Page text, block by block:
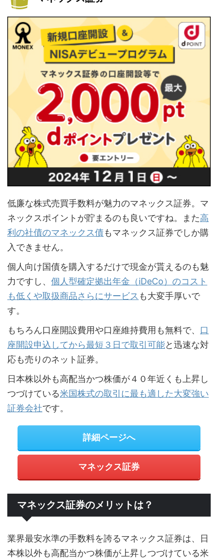
低廉な株式売買手数料が魅力のマネックス証券。マ
ネックスポイントが貯まるのも良いですね。また高
利の社債のマネックス債もマネックス証券でしか購
入できません。
個人向け国債を購入するだけで現金が貰えるのも魅
力ですし、 個人型確定拠出年金（iDeCo）のコスト
も低くや取扱商品さらにサービス も大変手厚いで
す。
もちろん口座開設費用や口座維持費用も無料で、 口
座開設申込してから最短３日で取引可能と迅速な対
応も売りのネット証券。
日本株以外も高配当かつ株価が４０年近くも上昇し
つづけている米国株式の取引に最も適した大変強い
証券会社です。
詳細ページへ
マネックス証券
マネックス証券のメリットは？
業界最安水準の手数料を誇るマネックス証券は、日
本株以外も高配当かつ株価が上昇しつづけている米